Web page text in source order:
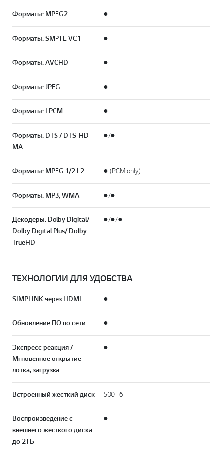
Форматы: MPEG2 ●
Форматы: SMPTE VC1 ●
Форматы: AVCHD ●
Форматы: JPEG ●
Форматы: LPCM ●
Форматы: DTS / DTS-HD
MA
●/●
Форматы: MPEG 1/2 L2 ● (PCM only)
Форматы: MP3, WMA ●/●
Декодеры: Dolby Digital/
Dolby Digital Plus/ Dolby
TrueHD
●/●/●
ТЕХНОЛОГИИ ДЛЯ УДОБСТВА
SIMPLINK через HDMI ●
Обновление ПО по сети ●
Экспресс реакция /
Мгновенное открытие
лотка, загрузка
●
Встроенный жесткий диск 500 Гб
Воспроизведение с
внешнего жесткого диска
до 2ТБ
●